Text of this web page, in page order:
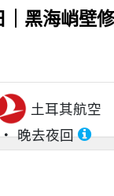
黑海峭壁
土耳其航空
晚去夜回